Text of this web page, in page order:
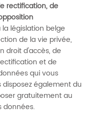
rectification, de
législation belge
de la vie privée,
droit d'accès, de
et de
qui vous
également du
gratuitement au
données.